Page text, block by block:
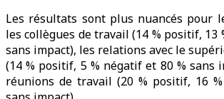
Les résultats sont plus nuancés pour
les collègues de travail (14 % positif, 13
sans impact), les relations avec le
(14 % positif, 5 % négatif et 80 % sans
réunions de travail (20 % positif, 16